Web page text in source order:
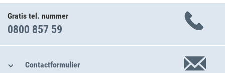
Gratis tel. nummer
0800 857 59
Contactformulier